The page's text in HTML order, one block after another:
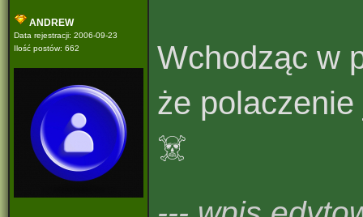
ANDREW
Data rejestracji: 2006-09-23
Ilość postów: 662
Wchodząc w
że
☠️